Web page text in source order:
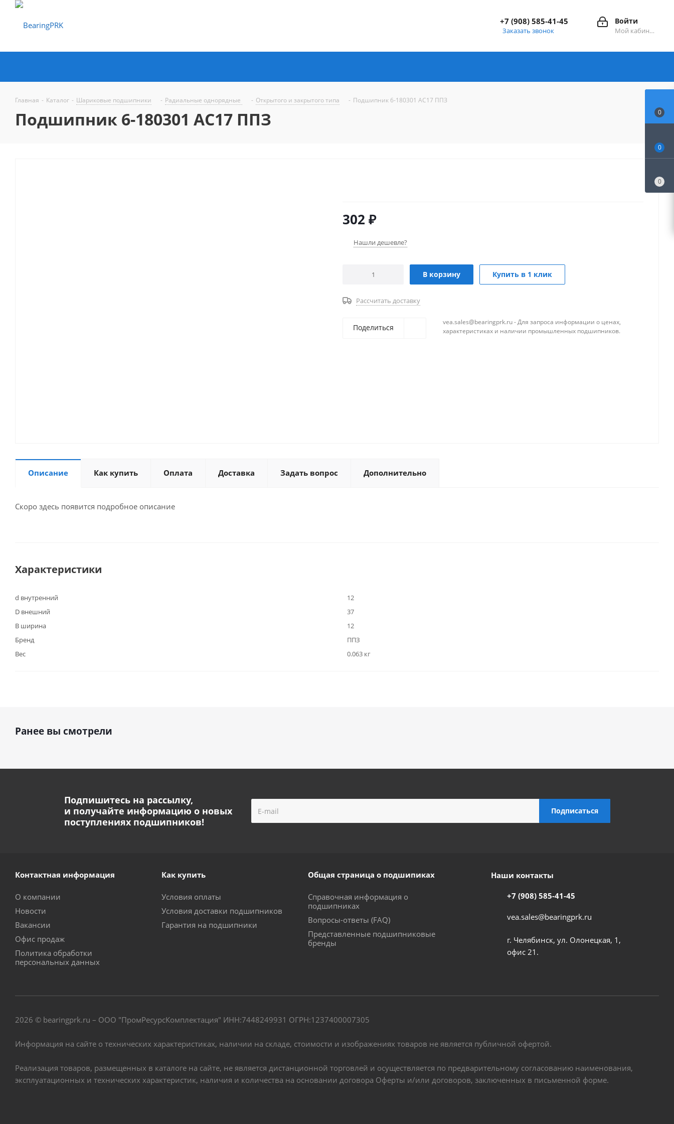
Войти
Мой кабинет
+7 (908) 585-41-45
Заказать звонок
Главная - Каталог - Шариковые подшипники - Радиальные однорядные - Открытого и закрытого типа - Подшипник 6-180301 АC17 ППЗ
Подшипник 6-180301 АC17 ППЗ
302 ₽
Нашли дешевле?
В корзину Купить в 1 клик
Рассчитать доставку
Поделиться
vea.sales@bearingprk.ru - Для запроса информации о ценах,
характеристиках и наличии промышленных подшипников.
Описание Как купить Оплата Доставка Задать вопрос Дополнительно
Скоро здесь появится подробное описание
Характеристики
d внутренний
12
D внешний
37
B ширина
12
Бренд
ППЗ
Вес
0.063 кг
Ранее вы смотрели
Подпишитесь на рассылку,
и получайте информацию о новых
поступлениях подшипников!
Контактная информация
О компании
Новости
Вакансии
Офис продаж
Политика обработки
персональных данных
Как купить
Условия оплаты
Условия доставки подшипников
Гарантия на подшипники
Общая страница о подшипиках
Справочная информация о
подшипниках
Вопросы-ответы (FAQ)
Представленные подшипниковые
бренды
Наши контакты
+7 (908) 585-41-45
vea.sales@bearingprk.ru
г. Челябинск, ул. Олонецкая, 1,
офис 21.
2026 © bearingprk.ru – ООО "ПромРесурсКомплектация" ИНН:7448249931 ОГРН:1237400007305
Информация на сайте о технических характеристиках, наличии на складе, стоимости и изображениях товаров не является публичной офертой.
Реализация товаров, размещенных в каталоге на сайте, не является дистанционной торговлей и осуществляется по предварительному согласованию наименования,
эксплуатационных и технических характеристик, наличия и количества на основании договора Оферты и/или договоров, заключенных в письменной форме.
0
0
0